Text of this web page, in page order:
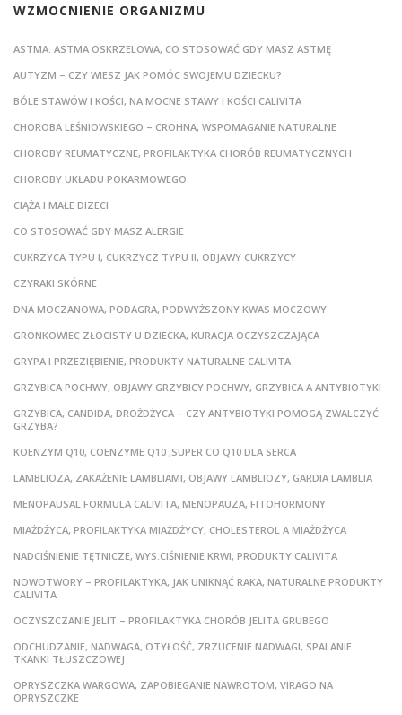
WZMOCNIENIE ORGANIZMU
ASTMA. ASTMA OSKRZELOWA, CO STOSOWAĆ GDY MASZ ASTMĘ
AUTYZM – CZY WIESZ JAK POMÓC SWOJEMU DZIECKU?
BÓLE STAWÓW I KOŚCI, NA MOCNE STAWY I KOŚCI CALIVITA
CHOROBA LEŚNIOWSKIEGO – CROHNA, WSPOMAGANIE NATURALNE
CHOROBY REUMATYCZNE, PROFILAKTYKA CHORÓB REUMATYCZNYCH
CHOROBY UKŁADU POKARMOWEGO
CIĄŻA I MAŁE DIZECI
CO STOSOWAĆ GDY MASZ ALERGIE
CUKRZYCA TYPU I, CUKRZYCZ TYPU II, OBJAWY CUKRZYCY
CZYRAKI SKÓRNE
DNA MOCZANOWA, PODAGRA, PODWYŻSZONY KWAS MOCZOWY
GRONKOWIEC ZŁOCISTY U DZIECKA, KURACJA OCZYSZCZAJĄCA
GRYPA I PRZEZIĘBIENIE, PRODUKTY NATURALNE CALIVITA
GRZYBICA POCHWY, OBJAWY GRZYBICY POCHWY, GRZYBICA A ANTYBIOTYKI
GRZYBICA, CANDIDA, DROŻDŻYCA – CZY ANTYBIOTYKI POMOGĄ ZWALCZYĆ
GRZYBA?
KOENZYM Q10, COENZYME Q10 ,SUPER CO Q10 DLA SERCA
LAMBLIOZA, ZAKAŻENIE LAMBLIAMI, OBJAWY LAMBLIOZY, GARDIA LAMBLIA
MENOPAUSAL FORMULA CALIVITA, MENOPAUZA, FITOHORMONY
MIAŻDŻYCA, PROFILAKTYKA MIAŻDŻYCY, CHOLESTEROL A MIAŻDŻYCA
NADCIŚNIENIE TĘTNICZE, WYS.CIŚNIENIE KRWI, PRODUKTY CALIVITA
NOWOTWORY – PROFILAKTYKA, JAK UNIKNĄĆ RAKA, NATURALNE PRODUKTY
CALIVITA
OCZYSZCZANIE JELIT – PROFILAKTYKA CHORÓB JELITA GRUBEGO
ODCHUDZANIE, NADWAGA, OTYŁOŚĆ, ZRZUCENIE NADWAGI, SPALANIE
TKANKI TŁUSZCZOWEJ
OPRYSZCZKA WARGOWA, ZAPOBIEGANIE NAWROTOM, VIRAGO NA
OPRYSZCZKE